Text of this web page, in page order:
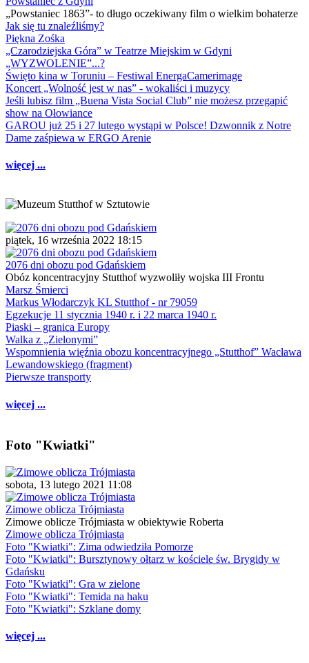
„Powstaniec 1863”- to długo oczekiwany film o wielkim bohaterze
Jak się tu znaleźliśmy?
Piękna Zośka
„Czarodziejska Góra” w Teatrze Miejskim w Gdyni
„WYZWOLENIE”...?
Święto kina w Toruniu – Festiwal EnergaCamerimage
Koncert „Wolność jest w nas” - wokaliści i muzycy
Jeśli lubisz film „Buena Vista Social Club” nie możesz przegapić
show na Ołowiance
GAROU już 25 i 27 lutego wystąpi w Polsce! Dzwonnik z Notre
Dame zaśpiewa w ERGO Arenie
więcej ...
piątek, 16 września 2022 18:15
2076 dni obozu pod Gdańskiem
Obóz koncentracyjny Stutthof wyzwoliły wojska III Frontu
Marsz Śmierci
Markus Włodarczyk KL Stutthof - nr 79059
Egzekucje 11 stycznia 1940 r. i 22 marca 1940 r.
Piaski – granica Europy
Walka z „Zielonymi”
Wspomnienia więźnia obozu koncentracyjnego „Stutthof” Wacława
Lewandowskiego (fragment)
Pierwsze transporty
więcej ...
Foto "Kwiatki"
sobota, 13 lutego 2021 11:08
Zimowe oblicza Trójmiasta
Zimowe oblicze Trójmiasta w obiektywie Roberta
Zimowe oblicza Trójmiasta
Foto "Kwiatki": Zima odwiedziła Pomorze
Foto "Kwiatki": Bursztynowy ołtarz w kościele św. Brygidy w
Gdańsku
Foto "Kwiatki": Gra w zielone
Foto "Kwiatki": Temida na haku
Foto "Kwiatki": Szklane domy
więcej ...